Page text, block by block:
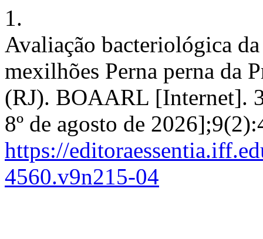
1.
Avaliação bacteriológica
mexilhões Perna perna da
(RJ). BOAARL [Internet].
8º de agosto de
https://
4560.v9n215-04